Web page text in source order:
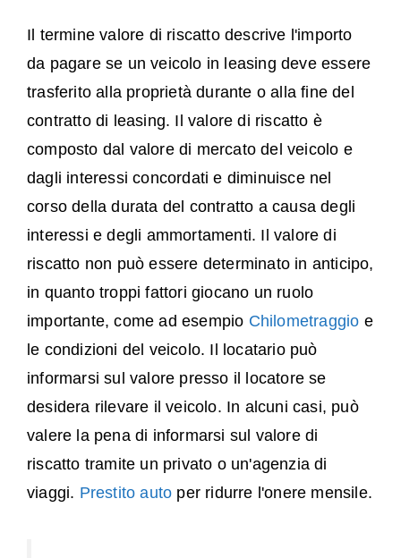
Il termine valore di riscatto descrive l'importo
da pagare se un veicolo in leasing deve essere
trasferito alla proprietà durante o alla fine del
contratto di leasing. Il valore di riscatto è
composto dal valore di mercato del veicolo e
dagli interessi concordati e diminuisce nel
corso della durata del contratto a causa degli
interessi e degli ammortamenti. Il valore di
riscatto non può essere determinato in anticipo,
in quanto troppi fattori giocano un ruolo
importante, come ad esempio Chilometraggio e
le condizioni del veicolo. Il locatario può
informarsi sul valore presso il locatore se
desidera rilevare il veicolo. In alcuni casi, può
valere la pena di informarsi sul valore di
riscatto tramite un privato o un'agenzia di
viaggi. Prestito auto per ridurre l'onere mensile.